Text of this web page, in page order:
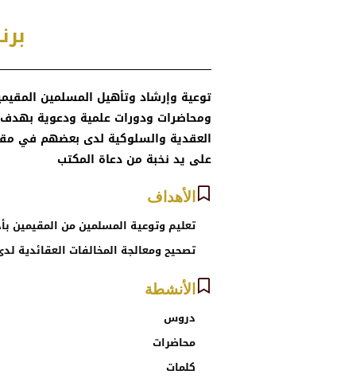
توعية وإرشاد وتأهيل المسلمين
ومحاضرات ودورات علمية ودعوية
العقدية والسلوكية لدى بعضهم في
على يد نخبة من دعاة المكتب
الأهداف
تعليم وتوعية المسلمين من المقيمين
تصحيح ومعالجة المخالفات العقائدية
الأنشطة
دروس
محاضرات
كلمات